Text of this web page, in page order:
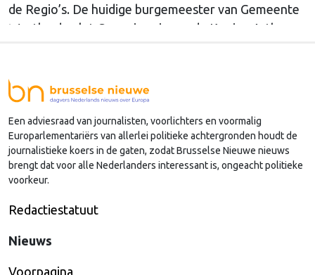
de Regio’s. De huidige burgemeester van Gemeente
Westland volgt Commissaris van de Koning Arthur
Nederlandse regio’s behoorlijk succesvol in hun
lobby in Brussel, en dat komt vooral omdat …
Continued
Een adviesraad van journalisten, voorlichters en voormalig
Europarlementariërs van allerlei politieke achtergronden houdt de
journalistieke koers in de gaten, zodat Brusselse Nieuwe nieuws
brengt dat voor alle Nederlanders interessant is, ongeacht politieke
voorkeur.
Redactiestatuut
Nieuws
Voorpagina